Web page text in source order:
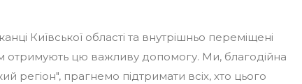
Київської області та внутрішньо переміщені
отримують цю важливу допомогу. Ми, благодійна
регіон", прагнемо підтримати всіх, хто цього